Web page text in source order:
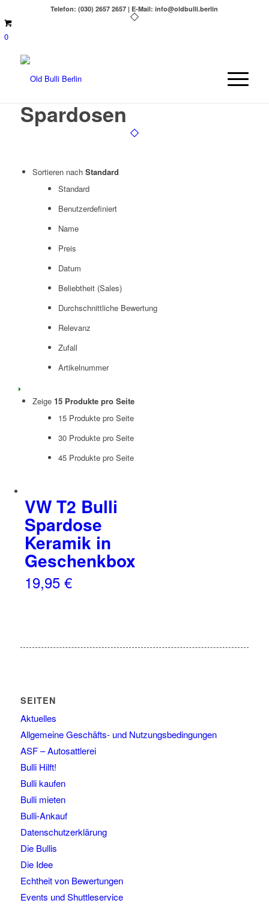
Telefon: (030) 2657 2657 | E-Mail: info@oldbulli.berlin
0
Spardosen
Sortieren nach Standard
Standard
Benutzerdefiniert
Name
Preis
Datum
Beliebtheit (Sales)
Durchschnittliche Bewertung
Relevanz
Zufall
Artikelnummer
Zeige 15 Produkte pro Seite
15 Produkte pro Seite
30 Produkte pro Seite
45 Produkte pro Seite
VW T2 Bulli
Spardose
Keramik in
Geschenkbox
19,95 €
SEITEN
Aktuelles
Allgemeine Geschäfts- und Nutzungsbedingungen
ASF – Autosattlerei
Bulli Hilft!
Bulli kaufen
Bulli mieten
Bulli-Ankauf
Datenschutzerklärung
Die Bullis
Die Idee
Echtheit von Bewertungen
Events und Shuttleservice